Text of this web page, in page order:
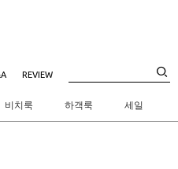
REVIEW
비치룩 하객룩 세일